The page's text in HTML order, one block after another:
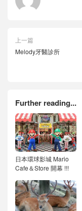
上一篇
Melody牙醫診所
Further reading...
日本環球影城 Mario
Cafe＆Store 開幕 !!!